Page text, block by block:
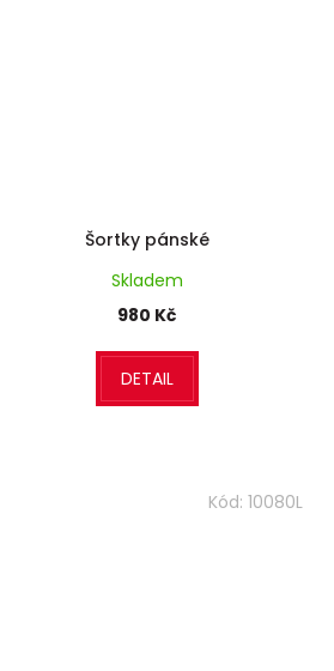
Šortky pánské
Skladem
980 Kč
DETAIL
Kód: 10080L